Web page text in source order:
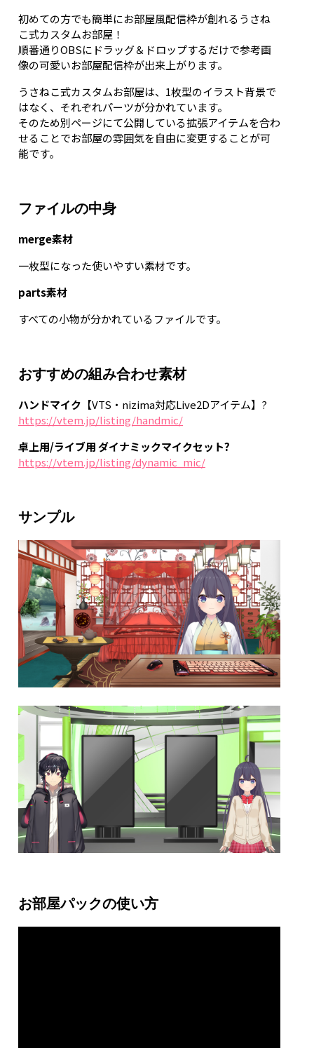
初めての方でも簡単にお部屋風配信枠が創れるうさね
こ式カスタムお部屋！
順番通りOBSにドラッグ＆ドロップするだけで参考画
像の可愛いお部屋配信枠が出来上がります。
うさねこ式カスタムお部屋は、1枚型のイラスト背景で
はなく、それぞれパーツが分かれています。
そのため別ページにて公開している拡張アイテムを合わ
せることでお部屋の雰囲気を自由に変更することが可
能です。
ファイルの中身
merge素材
一枚型になった使いやすい素材です。
parts素材
すべての小物が分かれているファイルです。
おすすめの組み合わせ素材
ハンドマイク 【VTS・nizima対応Live2Dアイテム】?
https://vtem.jp/listing/handmic/
卓上用/ライブ用 ダイナミックマイクセット?
https://vtem.jp/listing/dynamic_mic/
サンプル
お部屋パックの使い方